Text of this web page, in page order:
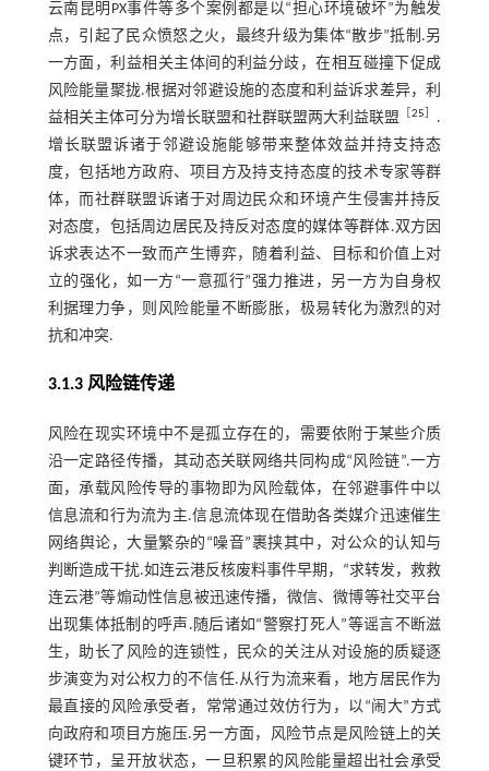
云南昆明PX事件等多个案例都是以“担心环境破坏”为触发
点，引起了民众愤怒之火，最终升级为集体“散步”抵制.另
一方面，利益相关主体间的利益分歧，在相互碰撞下促成
风险能量聚拢.根据对邻避设施的态度和利益诉求差异，利
益相关主体可分为增长联盟和社群联盟两大利益联盟 ［25］ .
增长联盟诉诸于邻避设施能够带来整体效益并持支持态
度，包括地方政府、项目方及持支持态度的技术专家等群
体，而社群联盟诉诸于对周边民众和环境产生侵害并持反
对态度，包括周边居民及持反对态度的媒体等群体.双方因
诉求表达不一致而产生博弈，随着利益、目标和价值上对
立的强化，如一方“一意孤行”强力推进，另一方为自身权
利据理力争，则风险能量不断膨胀，极易转化为激烈的对
抗和冲突.
3.1.3 风险链传递
风险在现实环境中不是孤立存在的，需要依附于某些介质
沿一定路径传播，其动态关联网络共同构成“风险链”.一方
面，承载风险传导的事物即为风险载体，在邻避事件中以
信息流和行为流为主.信息流体现在借助各类媒介迅速催生
网络舆论，大量繁杂的“噪音”裹挟其中，对公众的认知与
判断造成干扰.如连云港反核废料事件早期，“求转发，救救
连云港”等煽动性信息被迅速传播，微信、微博等社交平台
出现集体抵制的呼声.随后诸如“警察打死人”等谣言不断滋
生，助长了风险的连锁性，民众的关注从对设施的质疑逐
步演变为对公权力的不信任.从行为流来看，地方居民作为
最直接的风险承受者，常常通过效仿行为，以“闹大”方式
向政府和项目方施压.另一方面，风险节点是风险链上的关
键环节，呈开放状态，一旦积累的风险能量超出社会承受